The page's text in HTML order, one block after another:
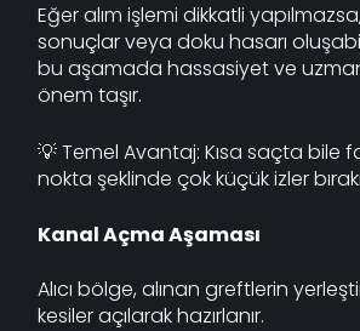
Eğer alım işlemi dikkatli
sonuçlar veya doku hasarı
bu aşamada hassasiyet ve
önem taşır.
💡 Temel Avantaj: Kısa saçta bile
nokta şeklinde çok küçük izler
Kanal Açma Aşaması
Alıcı bölge, alınan greftlerin
kesiler açılarak hazırlanır.